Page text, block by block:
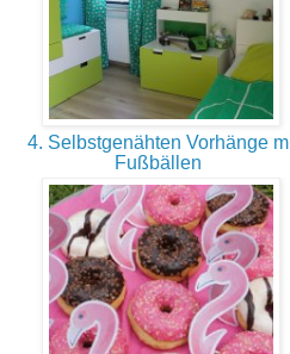
4. Selbstgenähten Vorhänge
Fußbällen